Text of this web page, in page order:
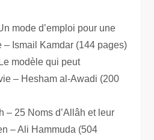
mode d’emploi pour une
– Ismail Kamdar (144 pages)
– Hesham al-Awadi (200
– 25 Noms d’Allâh et leur
– Ali Hammuda (504